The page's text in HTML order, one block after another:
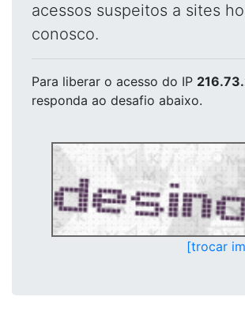
acessos suspeitos a sites
conosco.
Para liberar o acesso do IP
responda ao desafio abaixo.
[trocar